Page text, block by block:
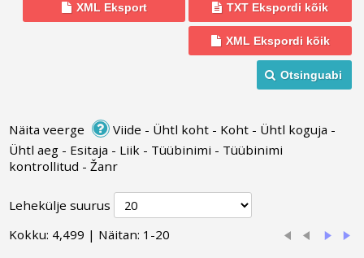
XML Eksport TXT Ekspordi kõik
XML Ekspordi kõik
Otsinguabi
Näita veerge Viide - Ühtl koht- Koht- Ühtl koguja -
Ühtl aeg- Esitaja - Liik- Tüübinimi - Tüübinimi
kontrollitud - Žanr
Lehekülje suurus
Kokku: 4,499 | Näitan: 1-20